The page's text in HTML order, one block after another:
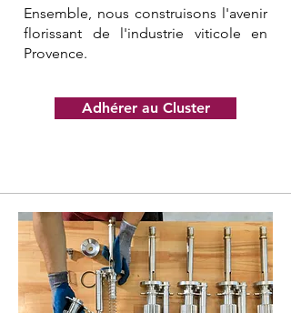
Ensemble, nous construisons l'avenir
florissant de l'industrie viticole en
Provence.
Adhérer au Cluster